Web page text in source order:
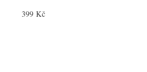
399 Kč